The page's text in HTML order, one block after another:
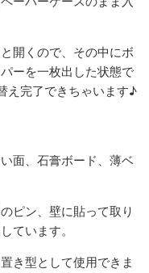
開くので、その中にボ
ーを一枚出した状態で
え完了できちゃいます♪
面、石膏ボード、薄ベ
ピン、壁に貼って取り
ています。
き型として使用できま